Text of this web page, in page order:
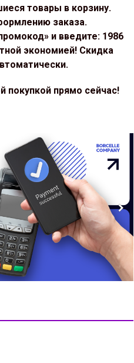
товары в корзину.
заказа.
и введите: 1986
экономией! Скидка
покупкой прямо сейчас!